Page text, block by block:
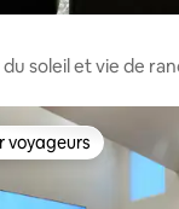
soleil et vie de
les plus
voyageurs